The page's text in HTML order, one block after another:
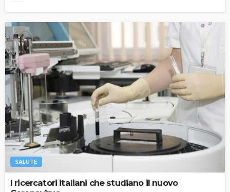
SALUTE
I ricercatori italiani che studiano il nuovo